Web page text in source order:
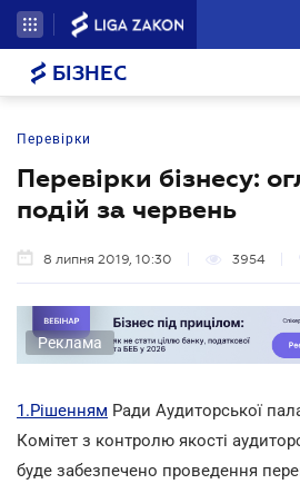
БІЗНЕС
Перевірки
Перевірки бізнесу:
подій за червень
8 липня 2019, 10:30 3954
Реклама
1.Рішенням Ради Аудиторської
Комітет з контролю якості
буде забезпечено проведення